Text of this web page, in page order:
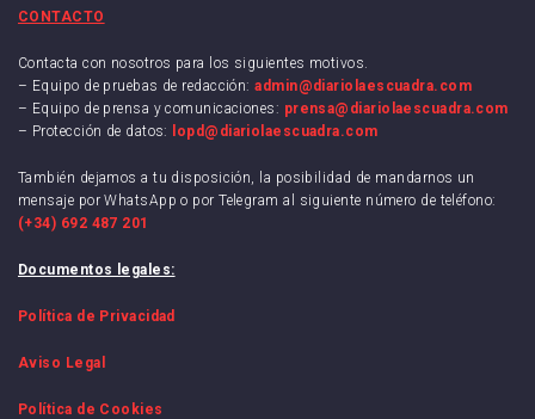
CONTACTO
Contacta con nosotros para los siguientes motivos.
– Equipo de pruebas de redacción:admin@diariolaescuadra.com
– Equipo de prensa y comunicaciones: prensa@diariolaescuadra.com
– Protección de datos:
lopd@diariolaescuadra.com
También dejamos a tu disposición, la posibilidad de mandarnos un
mensaje por WhatsApp o por Telegram al siguiente número de teléfono:
(+34) 692 487 201
Documentos legales:
Política de Privacidad
Aviso Legal
Política de Cookies